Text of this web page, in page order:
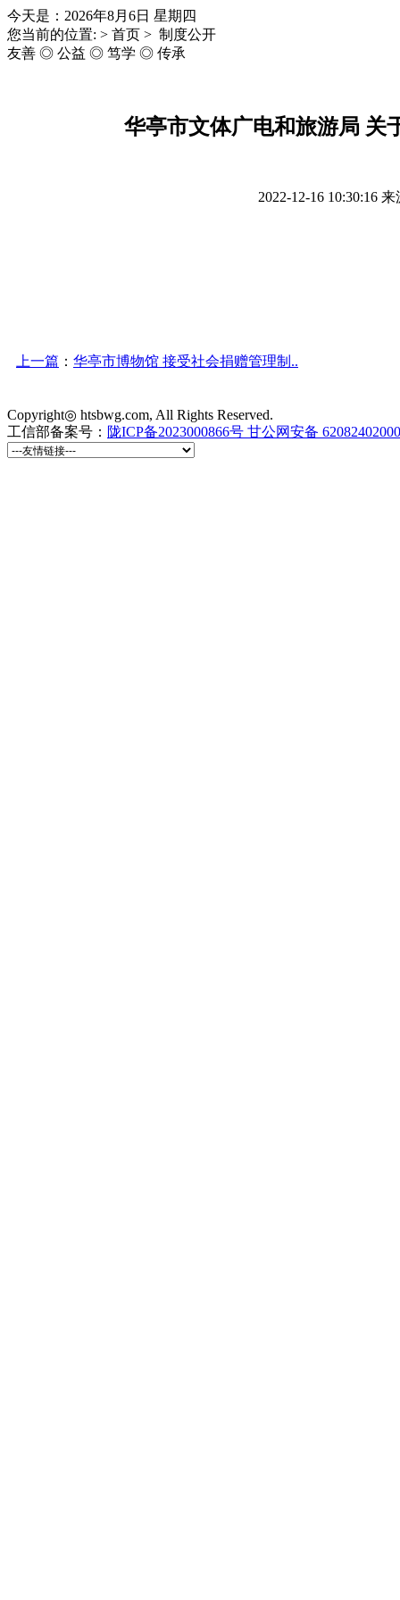
今天是：2026年8月6日 星期四
您当前的位置: > 首页 > 制度公开
友善 ◎ 公益 ◎ 笃学 ◎ 传承
华亭市文体广电和旅游局 关
2022-12-16 10:30:16 来
上一篇 ： 华亭市博物馆 接受社会捐赠管理制..
Copyright◎ htsbwg.com, All Rights Reserved.
工信部备案号： 陇ICP备2023000866号 甘公网安备